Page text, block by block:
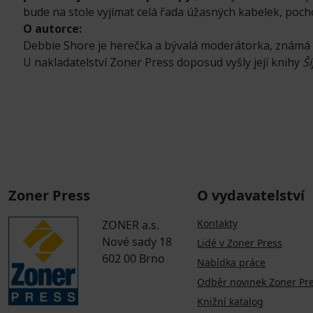
bude na stole vyjímat celá řada úžasných kabelek,
O autorce:
Debbie Shore je herečka a bývalá moderátorka,
U nakladatelství Zoner Press doposud vyšly její knihy
Zoner Press
ZONER a.s.
Nové sady 18
602 00 Brno
O vydavatelství
Kontakty
Lidé v Zoner Press
Nabídka práce
Odběr novinek Zoner
Knižní katalog